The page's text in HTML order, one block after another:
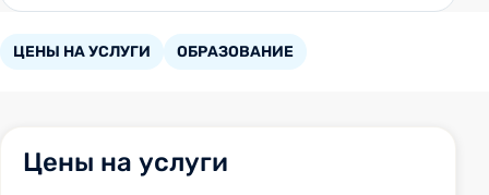
ЦЕНЫ НА УСЛУГИ ОБРАЗОВАНИЕ
Цены на услуги